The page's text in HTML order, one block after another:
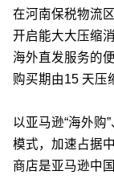
在河南保税物流
开启能大大压缩
海外直发服务的
购买期由15 天压
以亚马逊“海外购
模式，加速占据
商店是亚马逊中